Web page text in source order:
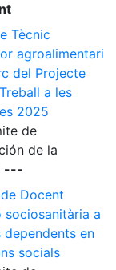
Tècnic
agroalimentari
del Projecte
a les
2025
de
de la
---
Docent
sociosanitària a
dependents en
socials